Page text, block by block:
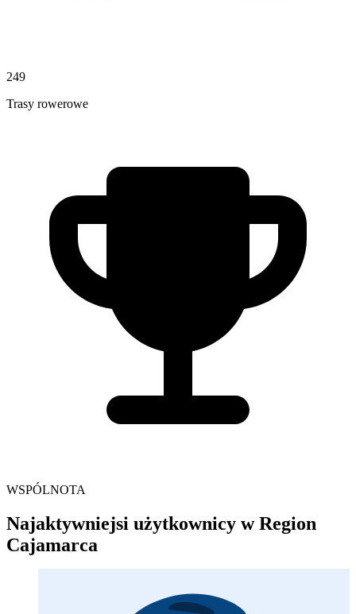
249
Trasy rowerowe
WSPÓLNOTA
Najaktywniejsi użytkownicy w Region
Cajamarca